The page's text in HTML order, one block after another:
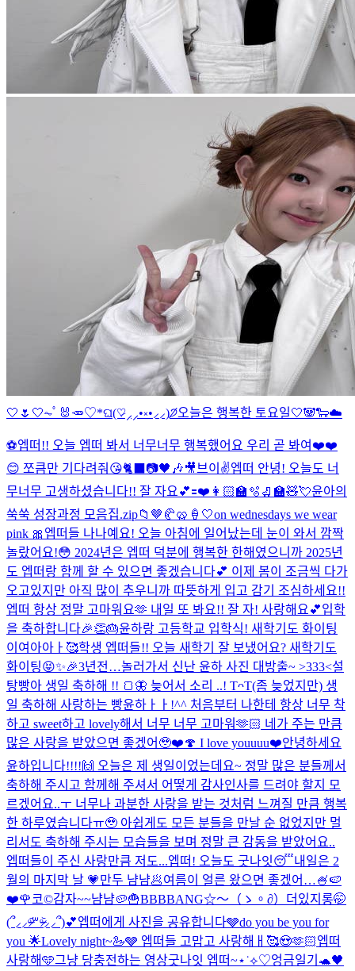
🤍🌷🤍⏦ﾟ🐰🥕♡︎*ଘ(♡̷⸝⸝•༝•⸝⸝)੭̸오늘은 행복한 토요일🤍🐼🐑☁️
⚽️엡떠!! 오늘 엡떠 봐서 너무너무 행복했어요 우리 곧 봐여❤️❤️
😊 쪼큼만 기다려줘😘🐈‍⬛📷🖤🎶🎥 브이✌️엡떠 안녕! 오늘도 너
무너무 고생하셨습니다!! 잘 자요💕🟰❤️ 👩🏻‍🏫🫧🛼🏫🧸💘윤아의
쑥쑥 성장과정 모음집.zip📁 🤎🥐🥨🍦🤍on wednesdays we wear
pink 🎀 엡떠들 나나예요! 오늘 아침에 일어났는데 눈이 와서 깜짝
놀랐어요!😳 2024년은 엡떠 덕분에 행복한 한해였으니까 2025년
도 엡떠랑 함께 할 수 있으면 좋겠습니다💕 이제 봄이 조금씩 다가
오고있지만 아직 많이 추우니까 따뜻하게 입고 감기 조심하세요!!
엡떠 항상 정말 고마워요🫶 내일 또 봐요!! 잘 자! 사랑해요💕입학
을 축하합니다🎉👏🎂윤하랑 고등학교 입학식! 새학기도 화이팅
이여아아ㅏ🥰학생 엡떠들!! 오늘 새학기 잘 보냈어요? 새학기도
화이팅😝✨🎉3년전…놀러가서 신난 윤하 사진 대방출~ >333<설
탕빵아 생일 축하해 !! 🍞🦋 늦어서 소리 ..! TᴖT(좀 늦었지만) 생
일 축하해 사랑하는 빵윤하ㅏㅏ!^^ 처음부터 나한테 항상 너무 착
하고 sweet하고 lovely해서 너무 너무 고마워🫶🏻 네가 주는 만큼
많은 사랑을 받았으면 좋겠어🥹❤️🍄 I love youuuu❤️안녕하세요
윤하입니다!!!!🙌 오늘은 제 생일이었는데요~ 정말 많은 분들께서
축하해 주시고 함께해 주셔서 어떻게 감사인사를 드려야 할지 모
르겠어요..ㅜ 너무나 과분한 사랑을 받는 것처럼 느껴질 만큼 행복
한 하루였습니다ㅠ🥹 아쉽게도 모든 분들을 만날 순 없었지만 멀
리서도 축하해 주시는 모습들을 보며 정말 큰 감동을 받았어요..
엡떠들이 주신 사랑만큼 저도...엡떠! 오늘도 굿나잇😴내일은 2
월의 마지막 날 💗만두 냠냠🥟여름이 얼른 왔으면 좋겠어…🍧🍉
❤️🌹 코©감자~~냠냠🥔🍟BBBBANG☆〜（ゝ。∂） 더있지롱🤭
(՞⸝⸝ᵒ̴̶̷᷄꒳ᵒ̴̶̷᷅⸝⸝՞)💕엡떠에게 사진을 공유합니다🩶do you be you for
you 🌟Lovely night~🦢🩶 엡떠들 고맙고 사랑해ㅐ🥰😍🫶🏻엡떠
사랑해🩵그냥 당충전하는 영상굿나잇 엡떠~⋆˙⟡♡엉금일기🐢🖤